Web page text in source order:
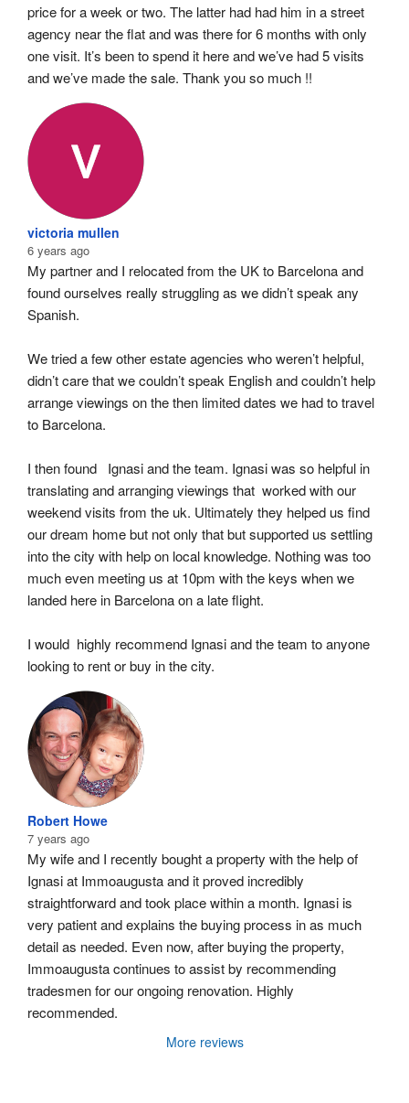
price for a week or two. The latter had had him in a street
agency near the flat and was there for 6 months with only
one visit. It’s been to spend it here and we’ve had 5 visits
and we’ve made the sale. Thank you so much !!
victoria mullen
6 years ago
My partner and I relocated from the UK to Barcelona and
found ourselves really struggling as we didn’t speak any
Spanish.
We tried a few other estate agencies who weren’t helpful,
didn’t care that we couldn’t speak English and couldn’t help
arrange viewings on the then limited dates we had to travel
to Barcelona.
I then found   Ignasi and the team. Ignasi was so helpful in
translating and arranging viewings that  worked with our
weekend visits from the uk. Ultimately they helped us find
our dream home but not only that but supported us settling
into the city with help on local knowledge. Nothing was too
much even meeting us at 10pm with the keys when we
landed here in Barcelona on a late flight.
I would  highly recommend Ignasi and the team to anyone
looking to rent or buy in the city.
Robert Howe
7 years ago
My wife and I recently bought a property with the help of
Ignasi at Immoaugusta and it proved incredibly
straightforward and took place within a month. Ignasi is
very patient and explains the buying process in as much
detail as needed. Even now, after buying the property,
Immoaugusta continues to assist by recommending
tradesmen for our ongoing renovation. Highly
recommended.
More reviews